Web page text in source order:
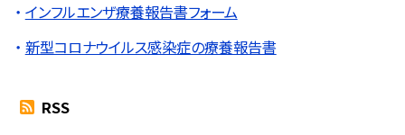
インフルエンザ療養報告書フォーム
新型コロナウイルス感染症の療養報告書
RSS